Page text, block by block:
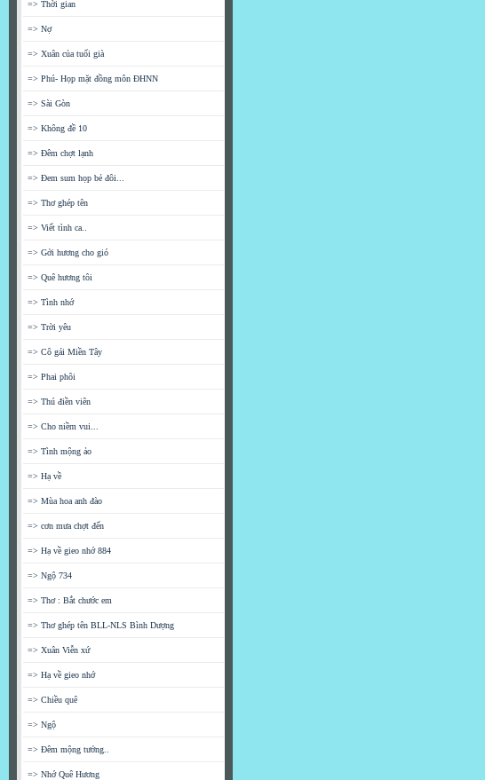
=> Thời gian
=> Nợ
=> Xuân của tuổi già
=> Phú- Họp mặt đồng môn ĐHNN
=> Sài Gòn
=> Không đề 10
=> Đêm chợt lạnh
=> Đem sum họp bẻ đôi...
=> Thơ ghép tên
=> Viết tình ca..
=> Gởi hương cho gió
=> Quê hương tôi
=> Tình nhớ
=> Trời yêu
=> Cô gái Miền Tây
=> Phai phôi
=> Thú điền viên
=> Cho niềm vui...
=> Tình mộng ảo
=> Hạ về
=> Mùa hoa anh đào
=> cơn mưa chợt đến
=> Hạ về gieo nhớ 884
=> Ngộ 734
=> Thơ : Bắt chước em
=> Thơ ghép tên BLL-NLS Bình Dượng
=> Xuân Viễn xứ
=> Hạ về gieo nhớ
=> Chiều quê
=> Ngộ
=> Đêm mộng tưởng..
=> Nhớ Quê Hương